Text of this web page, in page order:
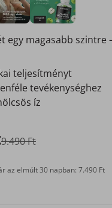
egy magasabb szintre
teljesítményt
tevékenységhez
íz
9.490 Ft
az elmúlt 30 napban: 7.490 Ft